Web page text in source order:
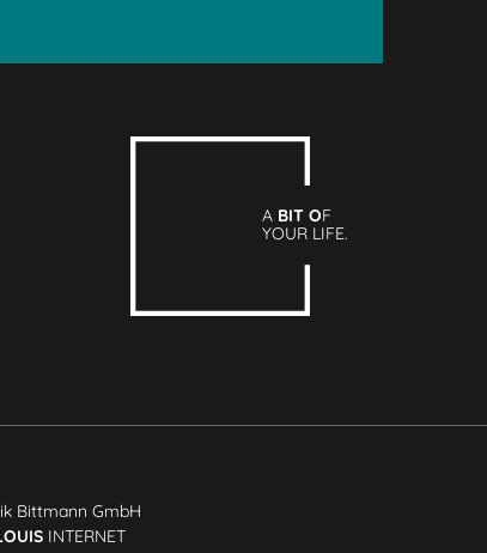
A BIT OF
YOUR LIFE.
Bittmann GmbH
INTERNET